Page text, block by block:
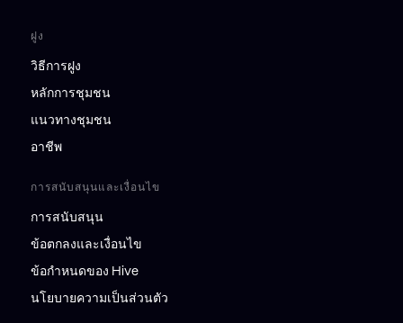
ฝูง
วิธีการฝูง
หลักการชุมชน
แนวทางชุมชน
อาชีพ
การสนับสนุนและเงื่อนไข
การสนับสนุน
ข้อตกลงและเงื่อนไข
ข้อกำหนดของ Hive
นโยบายความเป็นส่วนตัว